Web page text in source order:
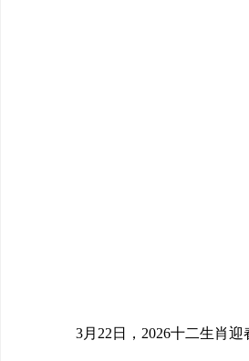
3月22日，2026十二生肖